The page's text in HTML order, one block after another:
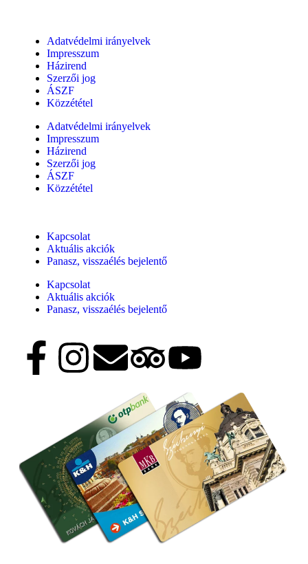
Adatvédelmi irányelvek
Impresszum
Házirend
Szerzői jog
ÁSZF
Közzététel
Adatvédelmi irányelvek
Impresszum
Házirend
Szerzői jog
ÁSZF
Közzététel
Kapcsolat
Aktuális akciók
Panasz, visszaélés bejelentő
Kapcsolat
Aktuális akciók
Panasz, visszaélés bejelentő